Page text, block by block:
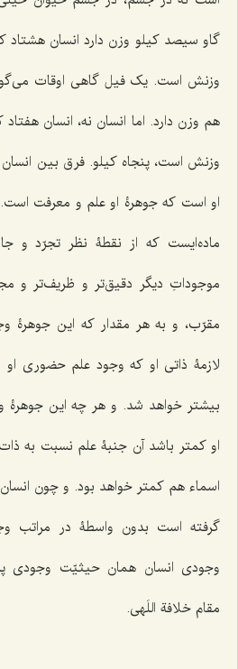
گاو سیصد کیلو وزن دارد انسان هشتاد
وزنش است. یک فیل گاهی اوقات
هم وزن دارد. اما انسان نه، انسان
وزنش است، پنجاه کیلو. فرق بین
او است که جوهرۀ او علم و معرفت است.
ماده‌ایست که از نقطۀ نظر تجرّد و
موجوداتِ دیگر دقیق‌تر و ظریف‌تر و
مقرّب، و به هر مقدار که این جوهرۀ
لازمۀ ذاتی او که وجود علم حضوری
بیشتر خواهد شد. و هر چه این جوهرۀ
او کمتر باشد آن جنبۀ علم نسبت به
اسماء هم کمتر خواهد بود. و چون
گرفته است بدون واسطۀ در مراتب
وجودی انسان همان حیثیّت وجودی
مقام خلافة اللَهی.